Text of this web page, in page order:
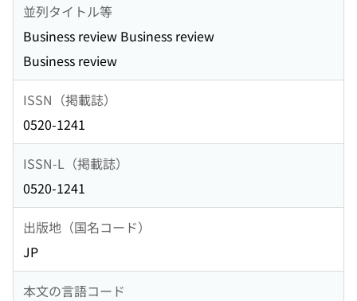
並列タイトル等
Business review Business review
Business review
ISSN（掲載誌）
0520-1241
ISSN-L（掲載誌）
0520-1241
出版地（国名コード）
JP
本文の言語コード